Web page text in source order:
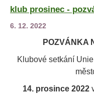
klub prosinec -
6. 12. 2022
POZVÁNKA
Klubové setkání
14. prosince2022